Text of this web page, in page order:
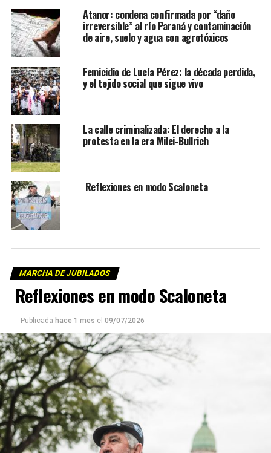
Atanor: condena confirmada por “daño
irreversible” al río Paraná y contaminación
de aire, suelo y agua con agrotóxicos
Femicidio de Lucía Pérez: la década perdida,
y el tejido social que sigue vivo
La calle criminalizada: El derecho a la
protesta en la era Milei-Bullrich
Reflexiones en modo Scaloneta
MARCHA DE JUBILADOS
Reflexiones en modo Scaloneta
Publicada hace 1 mes el 09/07/2026